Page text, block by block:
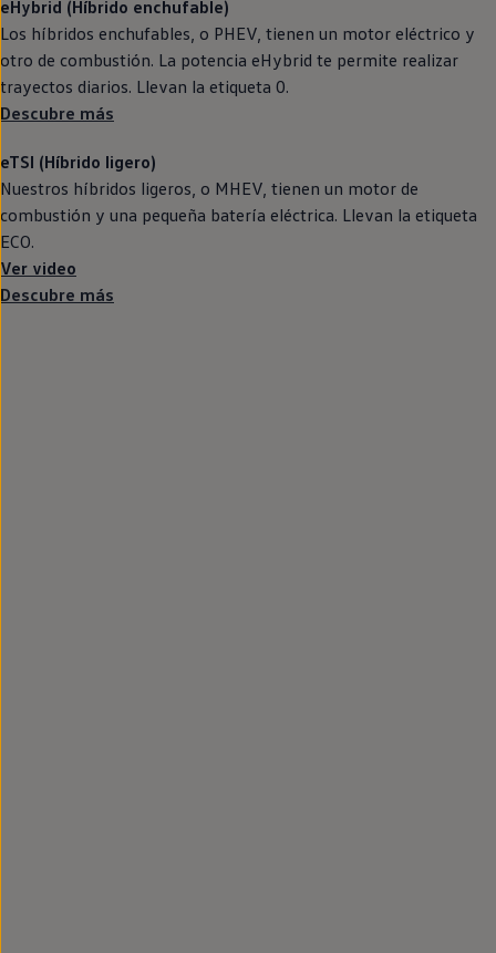
eHybrid (Híbrido enchufable)
Los híbridos enchufables, o PHEV, tienen un motor eléctrico y
otro de combustión. La potencia eHybrid te permite realizar
trayectos diarios. Llevan la etiqueta 0.
Descubre más
eTSI (Híbrido ligero)
Nuestros híbridos ligeros, o MHEV, tienen un motor de
combustión y una pequeña batería eléctrica. Llevan la etiqueta
ECO.
Ver video
Descubre más